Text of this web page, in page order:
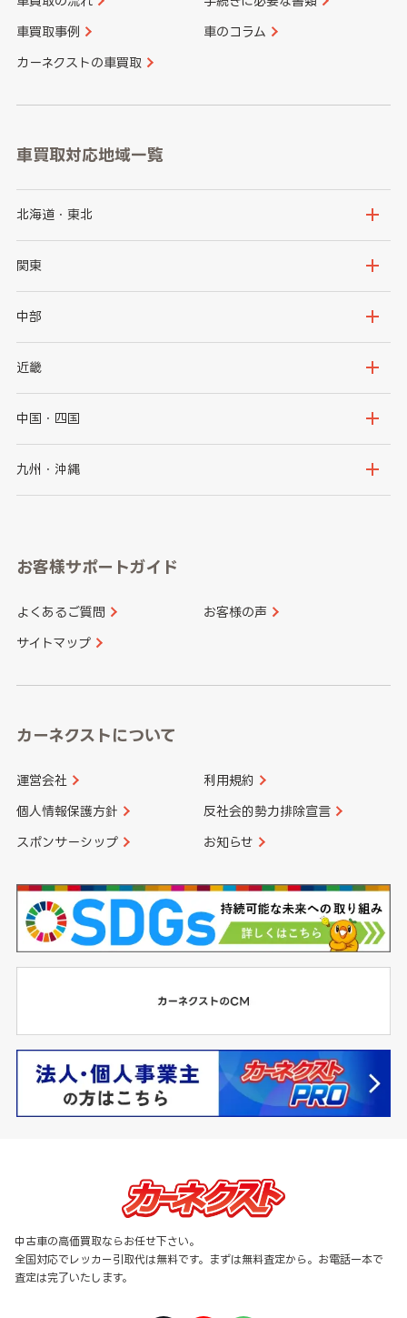
車買取事例 車のコラム
カーネクストの車買取
車買取対応地域一覧
北海道・東北
北海道
岩手県
秋田県
関東
茨城県
群馬県
千葉県
中部
新潟県
石川県
山梨県
愛知県
近畿
大阪府
京都府
和歌山県
中国・四国
鳥取県
山口県
香川県 愛媛県
九州・沖縄
長崎県
大分県 宮崎県
お客様サポートガイド
よくあるご質問 お客様の声
サイトマップ
カーネクストについて
運営会社 利用規約
個人情報保護方針 反社会的勢力排除宣言
スポンサーシップ お知らせ
中古車の高価買取ならお任せ下さい。
全国対応でレッカー引取代は無料です。まずは無料査定から。お電話一本で
査定は完了いたします。